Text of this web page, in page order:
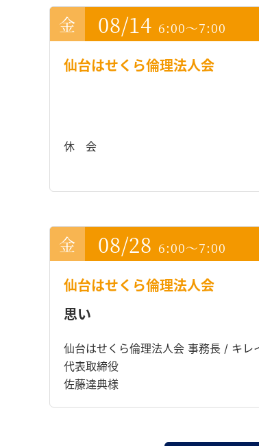
08/14 6:00～7:00
仙台はせくら倫理法人会
休 会
08/28 6:00～7:00
仙台はせくら倫理法人会
思い
仙台はせくら倫理法人会 事務長 / キレ
代表取締役
佐藤達典様